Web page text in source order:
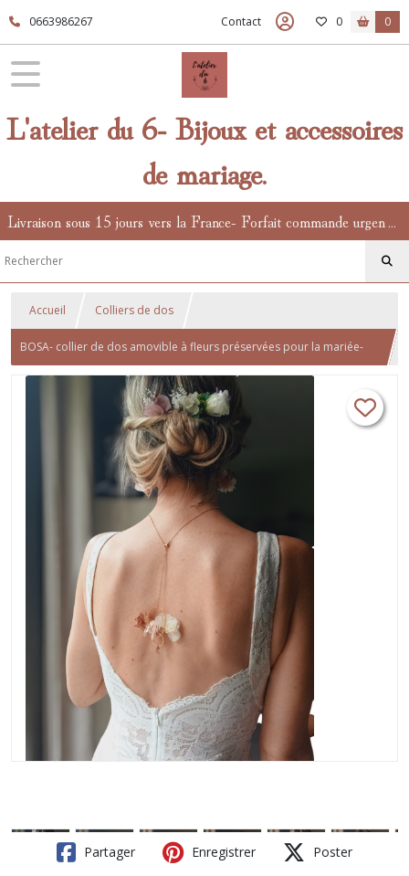
0663986267 Contact 0 0
L'atelier du 6- Bijoux et accessoires
de mariage.
Livraison sous 15 jours vers la France- Forfait commande urgente en supplément.
Accueil Colliers de dos
BOSA- collier de dos amovible à fleurs préservées pour la mariée-
hortensia crème, rose- pastel, bijou bucolique et champêtre.
Partager Enregistrer Poster